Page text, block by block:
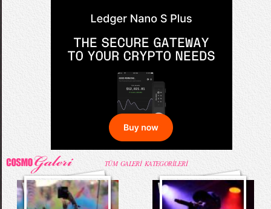
TÜM GALERİ KATEGORİLERİ